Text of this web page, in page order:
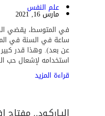
علم النفس
مارس 16, 2021
ساعة في السنة في
عن بعد). وهذا قدر
استخدامه لإشعال حب
قراءة المزيد